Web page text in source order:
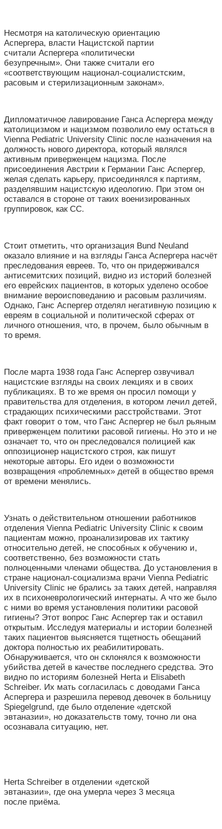
Несмотря на католическую ориентацию
Аспергера, власти Нацистской партии
считали Аспергера «политически
безупречным». Они также считали его
«соответствующим национал-социалистским,
расовым и стерилизационным законам».
Дипломатичное лавирование Ганса Аспергера между
католицизмом и нацизмом позволило ему остаться в
Vienna Pediatric University Clinic после назначения на
должность нового директора, который являлся
активным приверженцем нацизма. После
присоединения Австрии к Германии Ганс Аспергер,
желая сделать карьеру, присоединялся к партиям,
разделявшим нацистскую идеологию. При этом он
оставался в стороне от таких военизированных
группировок, как СС.
Стоит отметить, что организация Bund Neuland
оказало влияние и на взгляды Ганса Аспергера насчёт
преследования евреев. То, что он придерживался
антисемитских позиций, видно из историй болезней
его еврейских пациентов, в которых уделено особое
внимание вероисповеданию и расовым различиям.
Однако, Ганс Аспергер отделял негативную позицию к
евреям в социальной и политической сферах от
личного отношения, что, в прочем, было обычным в
то время.
После марта 1938 года Ганс Аспергер озвучивал
нацистские взгляды на своих лекциях и в своих
публикациях. В то же время он просил помощи у
правительства для отделения, в котором лечил детей,
страдающих психическими расстройствами. Этот
факт говорит о том, что Ганс Аспергер не был рьяным
приверженцем политики расовой гигиены. Но это и не
означает то, что он преследовался полицией как
оппозиционер нацистского строя, как пишут
некоторые авторы. Его идеи о возможности
возвращения «проблемных» детей в общество время
от времени менялись.
Узнать о действительном отношении работников
отделения Vienna Pediatric University Clinic к своим
пациентам можно, проанализировав их тактику
относительно детей, не способных к обучению и,
соответственно, без возможности стать
полноценными членами общества. До установления в
стране национал-социализма врачи Vienna Pediatric
University Clinic не брались за таких детей, направляя
их в психоневрологический интернаты. А что же было
с ними во время установления политики расовой
гигиены? Этот вопрос Ганс Аспергер так и оставил
открытым. Исследуя материалы и истории болезней
таких пациентов выясняется тщетность обещаний
доктора полностью их реабилитировать.
Обнаруживается, что он склонялся к возможности
убийства детей в качестве последнего средства. Это
видно по историям болезней Herta и Elisabeth
Schreiber. Их мать согласилась с доводами Ганса
Аспергера и разрешила перевод девочек в больницу
Spiegelgrund, где было отделение «детской
эвтаназии», но доказательств тому, точно ли она
осознавала ситуацию, нет.
Herta Schreiber в отделении «детской
эвтаназии», где она умерла через 3 месяца
после приёма.